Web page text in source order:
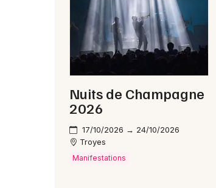
Nuits de Champagne
2026
17/10/2026 → 24/10/2026
Troyes
Manifestations